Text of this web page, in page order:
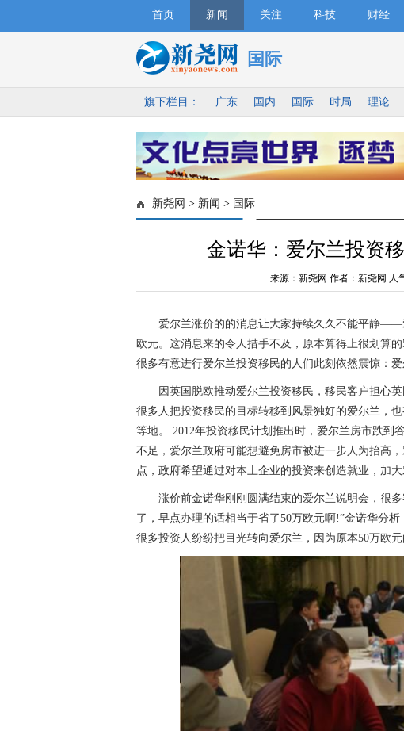
首页 新闻 关注 科技 财经
国际
旗下栏目： 广东 国内 国际 时局 理论
新尧网 > 新闻 > 国际
金诺华：爱尔兰投资
来源：新尧网 作者：新尧网 人
爱尔兰涨价的的消息让大家持续久久不能平静——
欧元。这消息来的令人措手不及，原本算得上很划算
很多有意进行爱尔兰投资移民的人们此刻依然震惊：
因英国脱欧推动爱尔兰投资移民，移民客户担心英
很多人把投资移民的目标转移到风景独好的爱尔兰，
等地。 2012年投资移民计划推出时，爱尔兰房市跌到
不足，爱尔兰政府可能想避免房市被进一步人为抬高
点，政府希望通过对本土企业的投资来创造就业，加大
涨价前金诺华刚刚圆满结束的爱尔兰说明会，很多
了，早点办理的话相当于省了50万欧元啊!”金诺华分
很多投资人纷纷把目光转向爱尔兰，因为原本50万欧